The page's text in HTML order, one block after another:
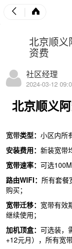
北京顺义
资费
社区经理
2024-03-12
北京顺义
宽带类型： 小区内所
安装费用： 新装宽带
宽带速率： 可选100M
路由WIFI： 所有套餐
购买；
宽带迁移： 宽带有效
继续使用；
加机顶盒： 可选装，
+12元月），所有宽